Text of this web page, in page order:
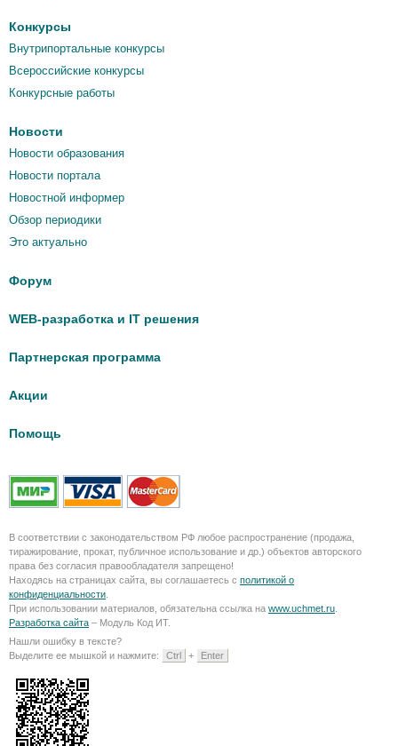
Конкурсы
Внутрипортальные конкурсы
Всероссийские конкурсы
Конкурсные работы
Новости
Новости образования
Новости портала
Новостной информер
Обзор периодики
Это актуально
Форум
WEB-разработка и IT решения
Партнерская программа
Акции
Помощь
В соответствии с законодательством РФ любое распространение (продажа,
тиражирование, прокат, публичное использование и др.) объектов авторского
права без согласия правообладателя запрещено!
Находясь на страницах сайта, вы соглашаетесь с политикой о
конфиденциальности.
При использовании материалов, обязательна ссылка на www.uchmet.ru.
Разработка сайта – Модуль Код ИТ.
Нашли ошибку в тексте?
Выделите ее мышкой и нажмите:
Ctrl + Enter